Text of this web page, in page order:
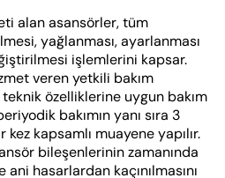
alan asansörler, tüm
yağlanması, ayarlanması
işlemlerini kapsar.
veren yetkili bakım
özelliklerine uygun bakım
bakımın yanı sıra 3
kapsamlı muayene yapılır.
bileşenlerinin zamanında
hasarlardan kaçınılmasını